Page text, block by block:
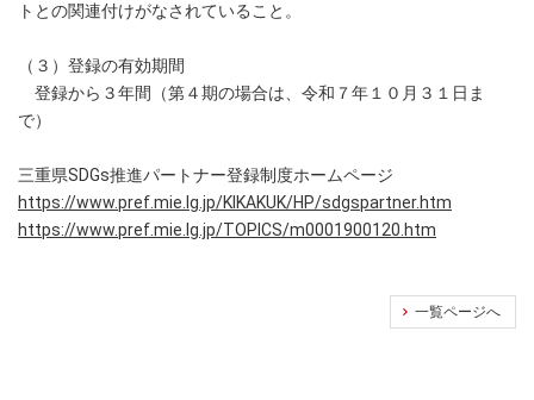
トとの関連付けがなされていること。
（３）登録の有効期間
登録から３年間（第４期の場合は、令和７年１０月３１日ま
で）
三重県SDGs推進パートナー登録制度ホームページ
https://www.pref.mie.lg.jp/KIKAKUK/HP/sdgspartner.htm
https://www.pref.mie.lg.jp/TOPICS/m0001900120.htm
一覧ページへ